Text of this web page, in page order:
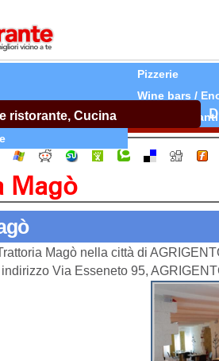
Pizzerie
Wine bars /
Tutti Ristoranti
Magò
Magò nella città di
Via Esseneto 95,